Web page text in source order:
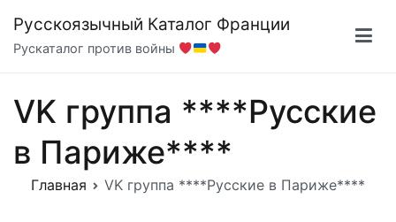
содержимому
Русскоязычный Каталог Франции
Рускаталог против войны
VK группа ****Русские
в Париже****
Главная VK группа ****Русские в Париже****